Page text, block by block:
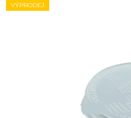
hvězdiček.
VÝPRODEJ